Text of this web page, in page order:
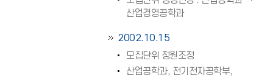
산업경영공학과
2002.10.15
모집단위 정원조정
산업공학과, 전기전자공학부,